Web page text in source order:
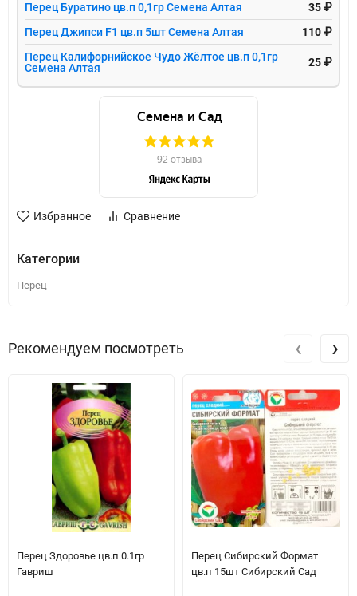
Перец Буратино цв.п 0,1гр Семена Алтая
35 ₽
Перец Джипси F1 цв.п 5шт Семена Алтая
110 ₽
Перец Калифорнийское Чудо Жёлтое цв.п 0,1гр
Семена Алтая
25 ₽
Избранное Сравнение
Категории
Перец
Рекомендуем посмотреть
Перец Здоровье цв.п 0.1гр
Гавриш
Перец Сибирский Формат
цв.п 15шт Сибирский Сад
‹ ›